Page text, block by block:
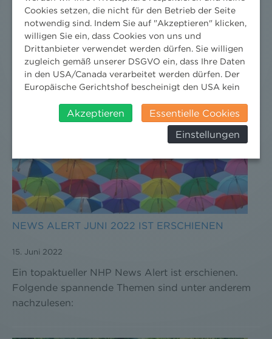
NEWS ALERT JUNI 2022 IST ERSCHIENEN
15. Juni 2022
Ein topaktueller NHP News Alert ist erschienen.
Folgende spannende Themen sind unter anderem
nachzulesen:
Cookies setzen, die nicht für den Betrieb der Seite
notwendig sind. Indem Sie auf "Akzeptieren" klicken,
willigen Sie ein, dass Cookies von uns und
Drittanbieter verwendet werden dürfen. Sie willigen
zugleich gemäß unserer DSGVO ein, dass Ihre Daten
in den USA/Canada verarbeitet werden dürfen. Der
Europäische Gerichtshof bescheinigt den USA kein
insbesondere das Risiko, dass ihre Daten durch US-
Behörden, zu Kontroll- und zu
Überwachungszwecken, verarbeitet werden und
werden können. Zudem finden Sie am
Bildschirmrand ein Cookie-Icon wo Sie jederzeit Ihre
Einwilligung widerrufen und Widerspruch ausüben.
Weitere Infomationen finden Sie hier:
Datenschutzerklärung
Akzeptieren
Essentielle Cookies
Einstellungen